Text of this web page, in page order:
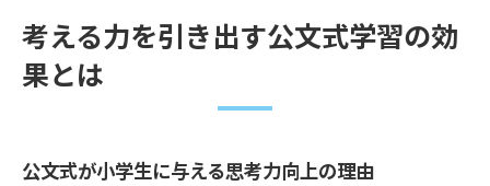
考える力を引き出す公文式学習の効
果とは
公文式が小学生に与える思考力向上の理由